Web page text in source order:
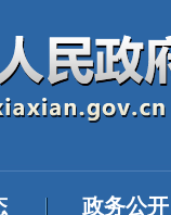
政务公开